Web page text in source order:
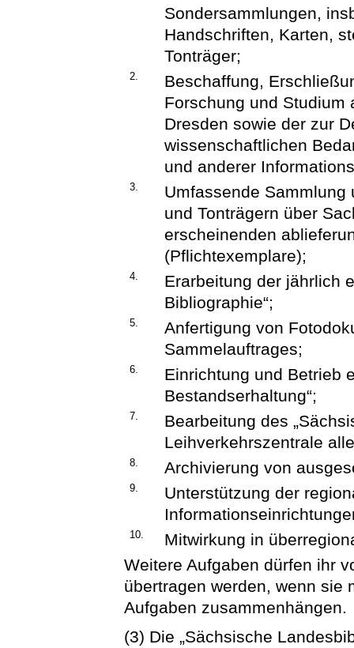
Sondersammlungen,
Handschriften, Karten,
Tonträger;
2.
Beschaffung,
Forschung und Studium
Dresden sowie der zur
wissenschaftlichen
und anderer
3.
Umfassende Sammlung
und Tonträgern über
erscheinenden
(Pflichtexemplare);
4.
Erarbeitung der jährlich
Bibliographie“;
5.
Anfertigung von
Sammelauftrages;
6.
Einrichtung und Betrieb
Bestandserhaltung“;
7.
Bearbeitung des
Leihverkehrszentrale
8. Archivierung von
9.
Unterstützung der
10.
Mitwirkung in
Weitere Aufgaben dürfen ihr
übertragen werden, wenn sie
Aufgaben zusammenhängen.
(3) Die „Sächsische